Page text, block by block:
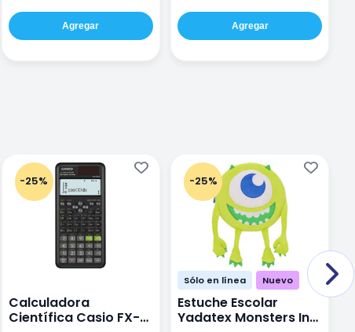
Agregar Agregar
-25%
Calculadora
Científica Casio FX-
-25%
Sólo en línea Nuevo
Estuche Escolar
Yadatex Monsters Inc